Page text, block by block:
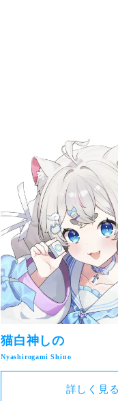
猫白神しの
詳しく見る